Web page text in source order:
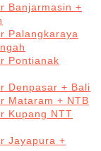
Banjarmasin +
Palangkaraya
Pontianak
Denpasar + Bali
Mataram + NTB
Kupang NTT
Jayapura +